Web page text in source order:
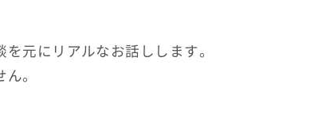
元にリアルなお話しします。
。